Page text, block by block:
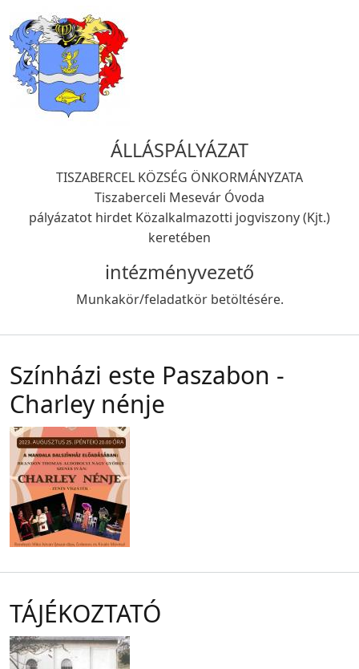
ÁLLÁSPÁLYÁZAT
TISZABERCEL KÖZSÉG ÖNKORMÁNYZATA
Tiszaberceli Mesevár Óvoda
pályázatot hirdet Közalkalmazotti jogviszony (Kjt.)
keretében
intézményvezető
Munkakör/feladatkör betöltésére.
Színházi este Paszabon -
Charley nénje
TÁJÉKOZTATÓ